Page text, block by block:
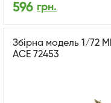
596 грн.
Збірна модель 1/72
ACE 72453